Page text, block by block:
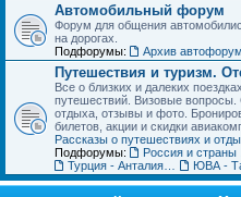
Автомобильный форум
Форум для общения
на дорогах.
Подфорумы:
Архив
Путешествия и туризм.
Все о близких и далеких
путешествий. Визовые вопросы.
отдыха, отзывы и фото.
билетов, акции и скидки
Рассказы о путешествиях и
Подфорумы: